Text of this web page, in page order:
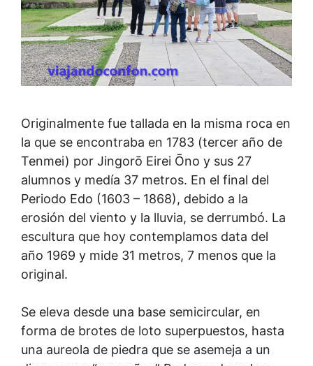
Originalmente fue tallada en la misma roca en
la que se encontraba en 1783 (tercer año de
Tenmei) por Jingorō Eirei Ōno y sus 27
alumnos y medía 37 metros. En el final del
Periodo Edo (1603 – 1868), debido a la
erosión del viento y la lluvia, se derrumbó. La
escultura que hoy contemplamos data del
año 1969 y mide 31 metros, 7 menos que la
original.
Se eleva desde una base semicircular, en
forma de brotes de loto superpuestos, hasta
una aureola de piedra que se asemeja a un